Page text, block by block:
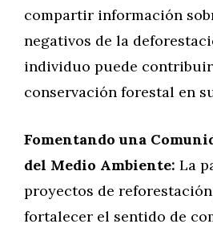
compartir información
negativos de la
individuo puede
conservación forestal en
Fomentando una
del Medio Ambiente: La
proyectos de
fortalecer el sentido de